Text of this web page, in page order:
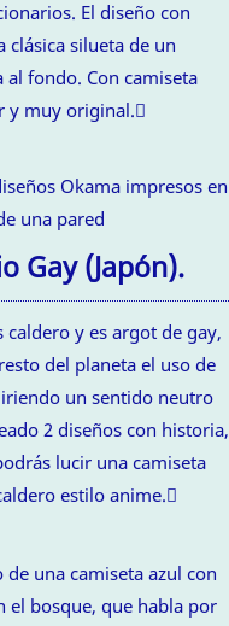
El diseño con
clásica silueta de un
al fondo. Con camiseta
y muy original.
Gay (Japón).
y es argot de gay,
del planeta el uso de
un sentido neutro
2 diseños con historia,
lucir una camiseta
estilo anime.